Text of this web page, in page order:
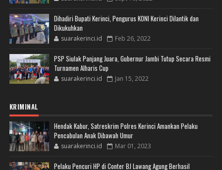
Dihadiri Bupati Kerinci, Pengurus KONI Kerinci Dilantik dan
Dikukuhkan
suarakerinci.id Feb 26, 2022
PSP Siulak Panjang Juara, Gubernur Jambi Tutup Secara Resmi
Turnamen Alharis Cup
suarakerinci.id Jan 15, 2022
KRIMINAL
Hendak Kabur, Satreskrim Polres Kerinci Amankan Pelaku
Pencabulan Anak Dibawah Umur
suarakerinci.id Mar 01, 2023
Pelaku Pencuri HP di Conter BJ Lawang Agung Berhasil